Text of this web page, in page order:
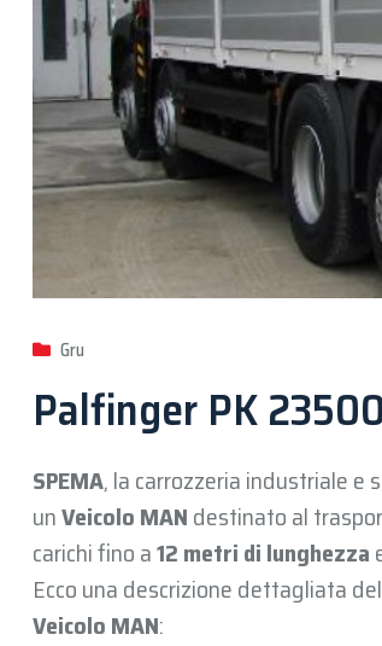
Gru
Palfinger PK 23500
SPEMA, la carrozzeria industriale
unVeicolo MANdestinato al
carichi fino a12 metri di lunghezza
Ecco una descrizione dettagliata
Veicolo MAN: